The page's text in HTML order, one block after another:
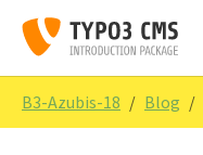
Skip to main navigation
Skip to main content
Skip to page footer
B3-Azubis-18 Blog